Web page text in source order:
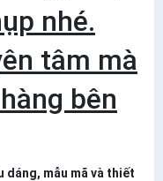
nhé.
tâm mà
bên
dáng, mẫu mã và thiết